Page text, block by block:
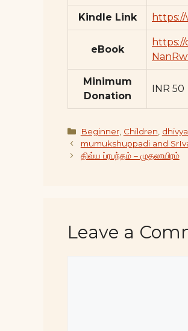
Kindle Link https://
eBook
https://
Minimum
Donation
INR 50
Categories
Beginner, Children
mumukshuppadi and
திவ்ய ப்ரபந்தம் – முதலாயிரம்
Leave a